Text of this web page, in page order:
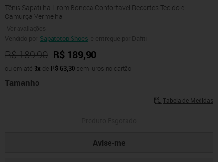
Tênis Sapatilha Lirom Boneca Confortavel Recortes Tecido e
Camurça Vermelha
Ver avaliações
Vendido por Sapatotop Shoes e entregue por Dafiti
R$ 189,90 R$ 189,90
ou em até 3x de R$ 63,30 sem juros no cartão
Tamanho
Tabela de Medidas
Avise-me